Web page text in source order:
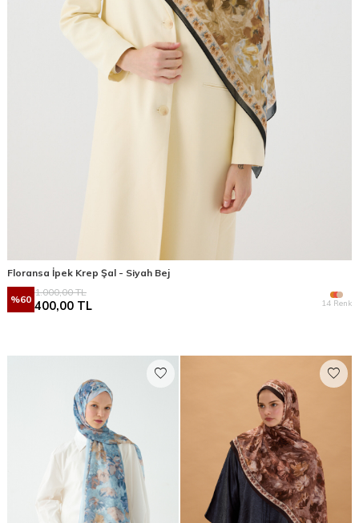
Floransa İpek Krep Şal - Siyah Bej
%60
1.000,00TL
400,00 TL 14 Renk